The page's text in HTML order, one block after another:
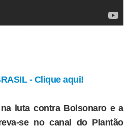
- Clique aqui!
luta contra Bolsonaro e a
se no canal do Plantão